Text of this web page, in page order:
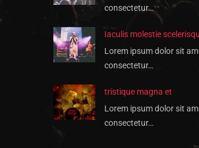
consectetur…
Iaculis molestie
Lorem ipsum dolor sit
consectetur…
tristique magna et
Lorem ipsum dolor sit
consectetur…